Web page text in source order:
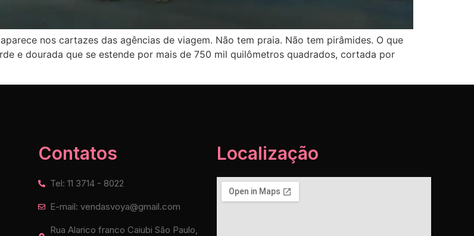
nos cartazes das agências de viagem. Não tem praia. Não tem pirâmides. O que
e dourada que se estende por mais de 750 mil quilômetros quadrados, cortada por
Contatos
Tel: 11 3714 - 8022
E-mail: vendasvoya@gmail.com
Rua Alarico franco Caiubi São Paulo,
Localização